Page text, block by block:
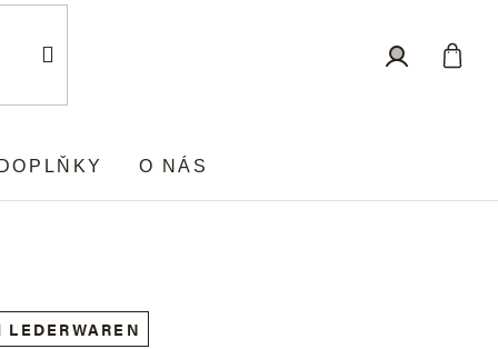
DOPLŇKY O NÁS
LEDERWAREN